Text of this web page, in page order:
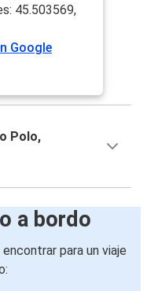
45.503569,
Google
Polo,
a bordo
para un viaje